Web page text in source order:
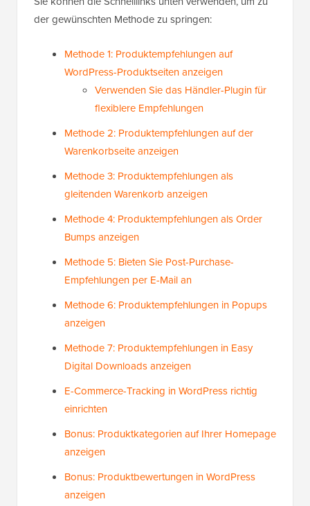
der gewünschten Methode zu springen:
Methode 1: Produktempfehlungen auf
WordPress-Produktseiten anzeigen
Verwenden Sie das Händler-Plugin für
flexiblere Empfehlungen
Methode 2: Produktempfehlungen auf der
Warenkorbseite anzeigen
Methode 3: Produktempfehlungen als
gleitenden Warenkorb anzeigen
Methode 4: Produktempfehlungen als Order
Bumps anzeigen
Methode 5: Bieten Sie Post-Purchase-
Empfehlungen per E-Mail an
Methode 6: Produktempfehlungen in Popups
anzeigen
Methode 7: Produktempfehlungen in Easy
Digital Downloads anzeigen
E-Commerce-Tracking in WordPress richtig
einrichten
Bonus: Produktkategorien auf Ihrer Homepage
anzeigen
Bonus: Produktbewertungen in WordPress
anzeigen